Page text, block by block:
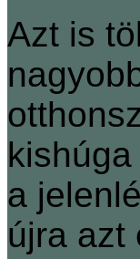
Azt is
a
újra azt